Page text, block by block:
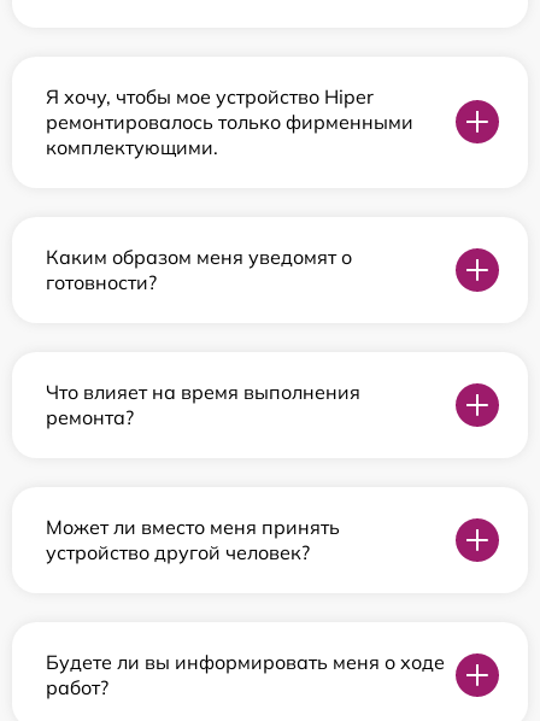
Я хочу, чтобы мое устройство Hiper
ремонтировалось только фирменными
комплектующими.
Каким образом меня уведомят о
готовности?
Что влияет на время выполнения
ремонта?
Может ли вместо меня принять
устройство другой человек?
Будете ли вы информировать меня о ходе
работ?